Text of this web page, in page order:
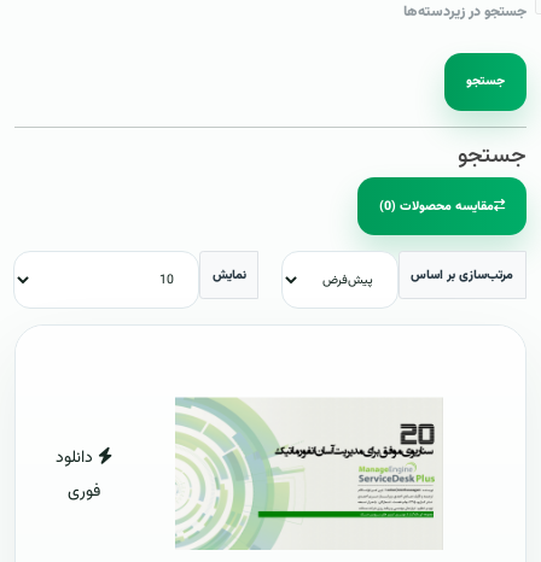
جستجو در زیردسته‌ها
جستجو
جستجو
مقایسه محصولات (0)
مرتب‌سازی بر اساس نمایش
دانلود
فوری